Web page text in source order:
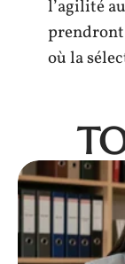
l’agilité
prendront
où la